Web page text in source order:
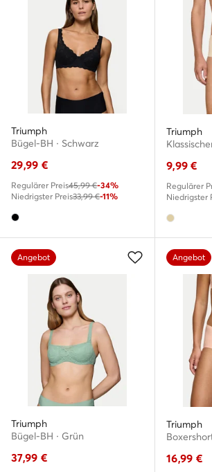
Triumph
Bügel-BH · Schwarz
29,99 €
Regulärer Preis45,99 €-34%
Niedrigster Preis33,99 €-11%
Triumph
9,99 €
Regulärer
Niedrigster
Angebot
Triumph
Bügel-BH · Grün
37,99 €
Angebot
Triumph
16,99 €